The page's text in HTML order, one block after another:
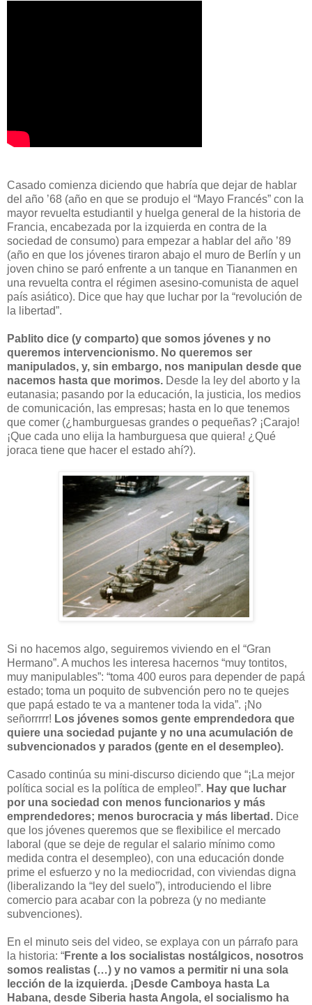
Casado comienza diciendo que habría que dejar de hablar
del año ’68 (año en que se produjo el “Mayo Francés” con la
mayor revuelta estudiantil y huelga general de la historia de
Francia, encabezada por la izquierda en contra de la
sociedad de consumo) para empezar a hablar del año ’89
(año en que los jóvenes tiraron abajo el muro de Berlín y un
joven chino se paró enfrente a un tanque en Tiananmen en
una revuelta contra el régimen asesino-comunista de aquel
país asiático). Dice que hay que luchar por la “revolución de
la libertad”.
Pablito dice (y comparto) que somos jóvenes y no
queremos intervencionismo. No queremos ser
manipulados, y, sin embargo, nos manipulan desde que
nacemos hasta que morimos. Desde la ley del aborto y la
eutanasia; pasando por la educación, la justicia, los medios
de comunicación, las empresas; hasta en lo que tenemos
que comer (¿hamburguesas grandes o pequeñas? ¡Carajo!
¡Que cada uno elija la hamburguesa que quiera! ¿Qué
joraca tiene que hacer el estado ahí?).
Si no hacemos algo, seguiremos viviendo en el “Gran
Hermano”. A muchos les interesa hacernos “muy tontitos,
muy manipulables”: “toma 400 euros para depender de papá
estado; toma un poquito de subvención pero no te quejes
que papá estado te va a mantener toda la vida”. ¡No
señorrrrr! Los jóvenes somos gente emprendedora que
quiere una sociedad pujante y no una acumulación de
subvencionados y parados (gente en el desempleo).
Casado continúa su mini-discurso diciendo que “¡La mejor
política social es la política de empleo!”. Hay que luchar
por una sociedad con menos funcionarios y más
emprendedores; menos burocracia y más libertad. Dice
que los jóvenes queremos que se flexibilice el mercado
laboral (que se deje de regular el salario mínimo como
medida contra el desempleo), con una educación donde
prime el esfuerzo y no la mediocridad, con viviendas digna
(liberalizando la “ley del suelo”), introduciendo el libre
comercio para acabar con la pobreza (y no mediante
subvenciones).
En el minuto seis del video, se explaya con un párrafo para
la historia: “Frente a los socialistas nostálgicos, nosotros
somos realistas (…) y no vamos a permitir ni una sola
lección de la izquierda. ¡Desde Camboya hasta La
Habana, desde Siberia hasta Angola, el socialismo ha